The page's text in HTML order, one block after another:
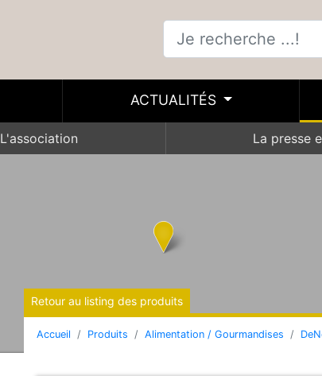
ACTUALITÉS
L'association La presse
Retour au listing des produits
Accueil Produits Alimentation / Gourmandises